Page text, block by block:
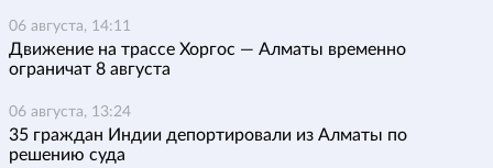
06 августа, 14:11
Движение на трассе Хоргос — Алматы временно
ограничат 8 августа
06 августа, 13:24
35 граждан Индии депортировали из Алматы по
решению суда